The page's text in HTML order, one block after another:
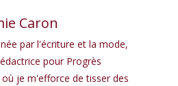
Caron
par l'écriture et la mode,
pour Progrès
où je m'efforce de tisser des